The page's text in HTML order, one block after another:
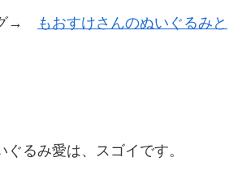
グ→
もおすけさんのぬいぐるみと
ぐるみ愛は、スゴイです。